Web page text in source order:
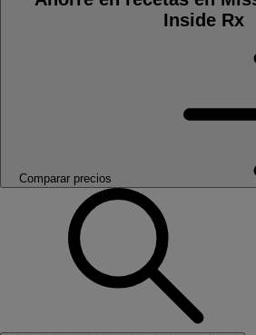
Inside Rx
Comparar precios